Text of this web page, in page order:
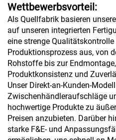
Wettbewerbsvorteil:
Als Quellfabrik basieren
auf unseren integrierten
eine strenge
Produktionsprozess aus, von
Rohstoffe bis zur
Produktkonsistenz und
Unser Direkt-an-Kunden-
Zwischenhändleraufschläge
hochwertige Produkte zu
Preisen anzubieten. Darüber
starke F&E- und